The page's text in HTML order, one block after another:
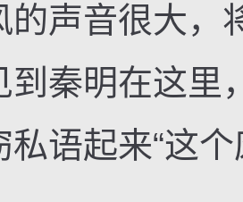
音很大，
到秦明在这里
私语起来“这